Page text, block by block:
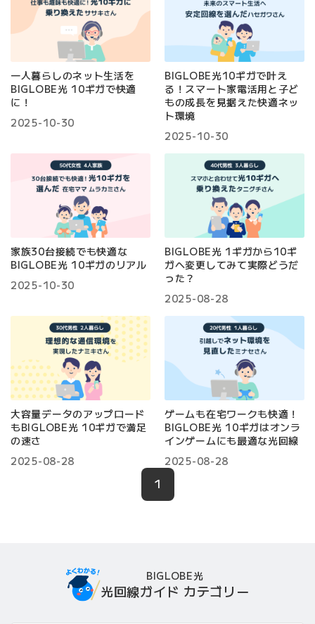
一人暮らしのネット生活を
BIGLOBE光 10ギガで快適
に！
2025-10-30
BIGLOBE光10ギガで叶え
る！スマート家電活用と子ど
もの成長を見据えた快適ネッ
ト環境
2025-10-30
家族30台接続でも快適な
BIGLOBE光 10ギガのリアル
2025-10-30
BIGLOBE光 1ギガから10ギ
ガへ変更してみて実際どうだ
った？
2025-08-28
大容量データのアップロード
もBIGLOBE光 10ギガで満足
の速さ
2025-08-28
ゲームも在宅ワークも快適！
BIGLOBE光 10ギガはオンラ
インゲームにも最適な光回線
2025-08-28
1
BIGLOBE光
光回線ガイド カテゴリー